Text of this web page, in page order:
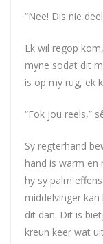
“Nee! Dis nie
Ek wil regop
myne sodat dit
is op my rug, ek
“Fok jou reels,”
Sy regterhand
hand is warm en
hy sy palm
middelvinger
dit dan. Dit is
kreun keer wat